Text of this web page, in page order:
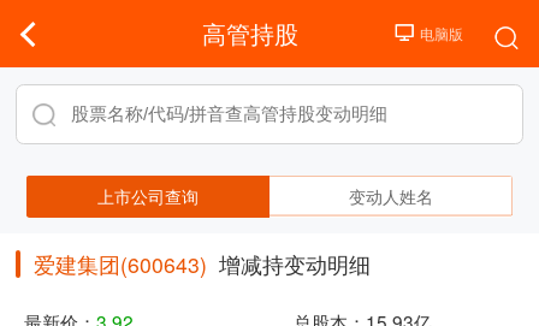
高管持股
上市公司查询 变动人姓名
爱建集团(600643) 增减持变动明细